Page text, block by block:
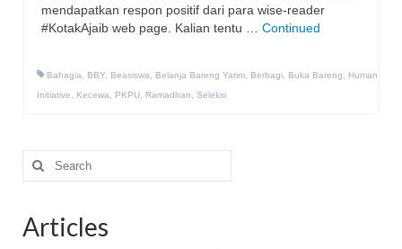
mendapatkan respon positif dari para wise-reader
#KotakAjaib web page. Kalian tentu … Continued
Bahagia, BBY, Beasiswa, Belanja Bareng Yatim, Berbagi, Buka Bareng, Human
Initiative, Kecewa, PKPU, Ramadhan, Seleksi
Search
for:
Articles